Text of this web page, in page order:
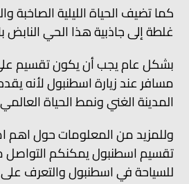
كما تضيف الحياة الليلية الصاخبة
غلطة إلى جاذبية هذا الحي النابض
بشكل عام يجب أن يكون تقسيم
مسافر عند زيارة اسطنبول لأنه
المدينة الغني ونمط الحياة
وللمزيد من المعلومات حول اهم
تقسيم اسطنبول يمكنكم
للسياحة في اسطنبول والتعرف على